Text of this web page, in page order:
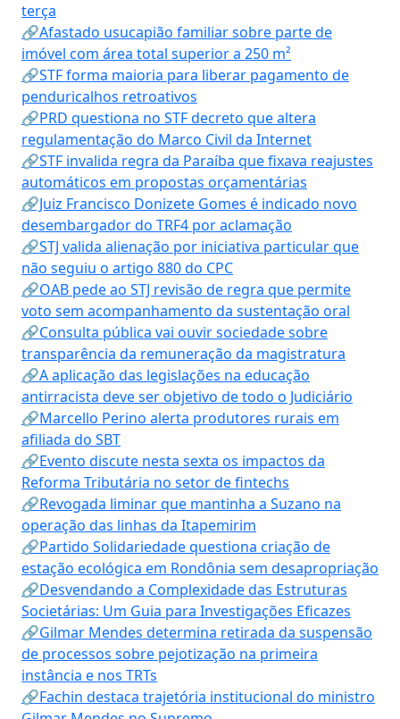
terça
🔗Afastado usucapião familiar sobre parte de
imóvel com área total superior a 250 m²
🔗STF forma maioria para liberar pagamento de
penduricalhos retroativos
🔗PRD questiona no STF decreto que altera
regulamentação do Marco Civil da Internet
🔗STF invalida regra da Paraíba que fixava reajustes
automáticos em propostas orçamentárias
🔗Juiz Francisco Donizete Gomes é indicado novo
desembargador do TRF4 por aclamação
🔗STJ valida alienação por iniciativa particular que
não seguiu o artigo 880 do CPC
🔗OAB pede ao STJ revisão de regra que permite
voto sem acompanhamento da sustentação oral
🔗Consulta pública vai ouvir sociedade sobre
transparência da remuneração da magistratura
🔗A aplicação das legislações na educação
antirracista deve ser objetivo de todo o Judiciário
🔗Marcello Perino alerta produtores rurais em
afiliada do SBT
🔗Evento discute nesta sexta os impactos da
Reforma Tributária no setor de fintechs
🔗Revogada liminar que mantinha a Suzano na
operação das linhas da Itapemirim
🔗Partido Solidariedade questiona criação de
estação ecológica em Rondônia sem desapropriação
🔗Desvendando a Complexidade das Estruturas
Societárias: Um Guia para Investigações Eficazes
🔗Gilmar Mendes determina retirada da suspensão
de processos sobre pejotização na primeira
instância e nos TRTs
🔗Fachin destaca trajetória institucional do ministro